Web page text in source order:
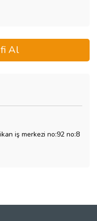
Al
iş merkezi no:92 no:8